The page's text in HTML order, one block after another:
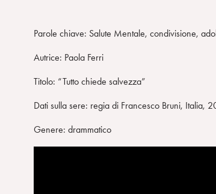
Parole chiave: Salute Mentale, condivisione,
Autrice: Paola Ferri
Titolo: “Tutto chiede salvezza”
Dati sulla sere: regia di Francesco Bruni, Italia,
Genere: drammatico